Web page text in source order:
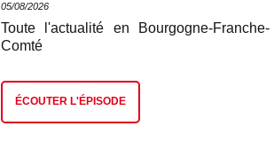
05/08/2026
Toute l'actualité en Bourgogne-Franche-
Comté
ÉCOUTER L'ÉPISODE